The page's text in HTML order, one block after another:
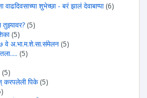
वाढदिवसाच्या शुभेच्छा - बरं झालं देवाबाप्पा (6)
(5)
(5)
वे अ.भा.म.शे.सा.संमेलन (5)
(5)
(5)
करपलेली पिके (5)